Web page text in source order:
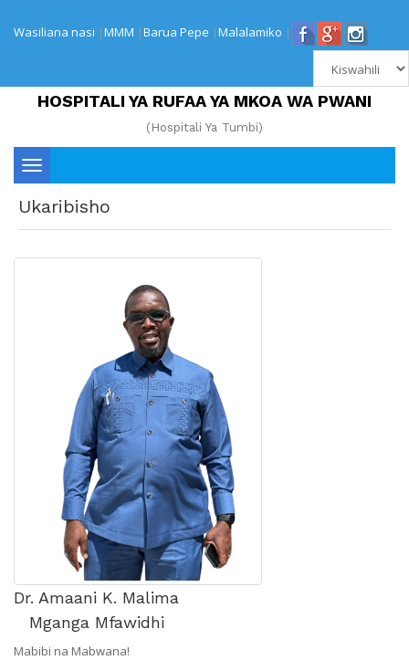
Wasiliana nasi |MMM |Barua Pepe |Malalamiko |
HOSPITALI YA RUFAA YA MKOA WA PWANI
(Hospitali Ya Tumbi)
Toggle
navigation
Ukaribisho
Dr. Amaani K. Malima
Mganga Mfawidhi
Mabibi na Mabwana!